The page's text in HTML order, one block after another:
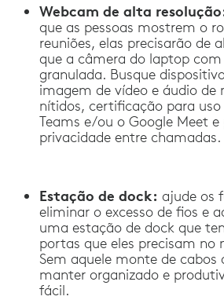
Webcam de alta
que as pessoas mostrem o
reuniões, elas precisarão de
que a câmera do laptop
granulada. Busque
imagem de vídeo e áudio de
nítidos, certificação para
Teams e/ou o Google Meet
privacidade entre chamadas.
Estação de dock: ajude os
eliminar o excesso de fios e
uma estação de dock que
portas que eles precisam no
Sem aquele monte de cabos
manter organizado e
fácil.